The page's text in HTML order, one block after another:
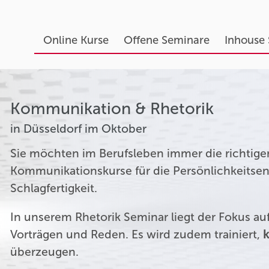
Online Kurse Offene Seminare Inhouse
Kommunikation & Rhetorik
in Düsseldorf im Oktober
Sie möchten im Berufsleben immer die
Kommunikationskurse für die
Schlagfertigkeit.
In unserem Rhetorik Seminar liegt der Fokus
Vorträgen und Reden. Es wird zudem trainiert,
überzeugen.